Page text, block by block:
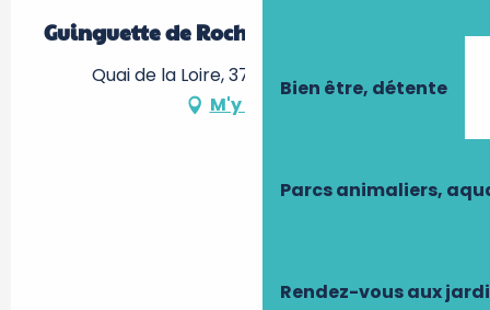
Bien être, détente
Parcs animaliers,
Rendez-vous aux
Guinguette de Rochecorbon
Quai de la Loire, 37210 Rochecorbon
M'y rendre